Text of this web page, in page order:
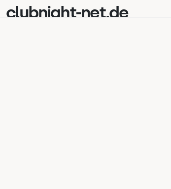
clubnight-net.de